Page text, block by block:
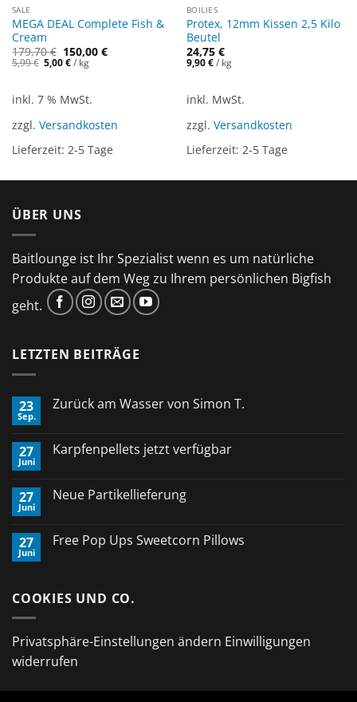
SALE
MEGA DEAL Complete Fish &
Cream
179,70€ Ursprünglicher
Preis
war:
150,00 €Aktueller
5,99€ 5,00€/ kg
inkl. 7 % MwSt.
zzgl. Versandkosten
Lieferzeit: 2-5 Tage
BOILIES
Protex, 12mm Kissen 2,5 Kilo
Beutel
24,75 €
9,90€/ kg
inkl. MwSt.
zzgl. Versandkosten
Lieferzeit: 2-5 Tage
ÜBER UNS
Baitlounge ist Ihr Spezialist wenn es um natürliche
Produkte auf dem Weg zu Ihrem persönlichen Bigfish
geht.
LETZTEN BEITRÄGE
23
Sep.
Zurück am Wasser von Simon T.
Zurück
Simon
T.
27
Juni
Karpfenpellets jetzt verfügbar
Karpfenpellets
27
Juni
Neue Partikellieferung
Neue
Partikellieferung
27
Juni
Free Pop Ups Sweetcorn Pillows
Pop
COOKIES UND CO.
Privatsphäre-Einstellungen ändern Einwilligungen
widerrufen